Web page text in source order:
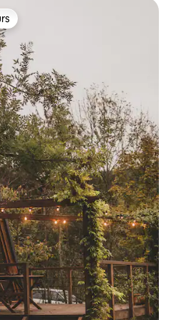
plus appréciés